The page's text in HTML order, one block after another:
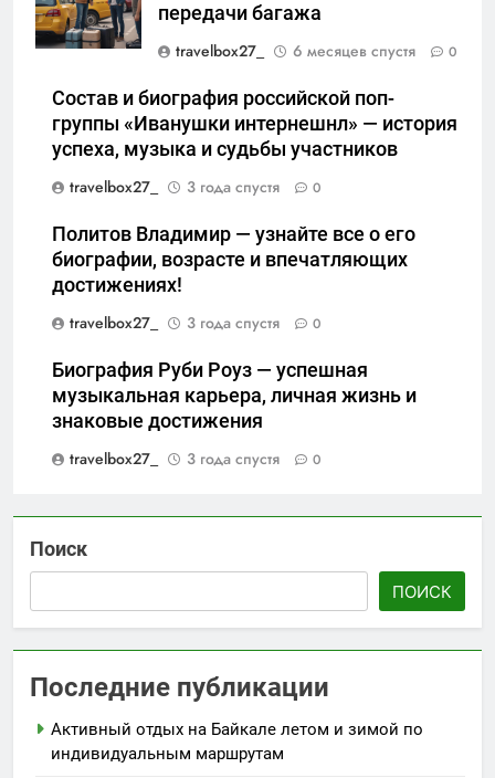
передачи багажа
travelbox27_
6 месяцев спустя 0
Состав и биография российской поп-
группы «Иванушки интернешнл» — история
успеха, музыка и судьбы участников
travelbox27_
3 года спустя 0
Политов Владимир — узнайте все о его
биографии, возрасте и впечатляющих
достижениях!
travelbox27_
3 года спустя 0
Биография Руби Роуз — успешная
музыкальная карьера, личная жизнь и
знаковые достижения
travelbox27_
3 года спустя 0
Поиск
ПОИСК
Последние публикации
Активный отдых на Байкале летом и зимой по
индивидуальным маршрутам